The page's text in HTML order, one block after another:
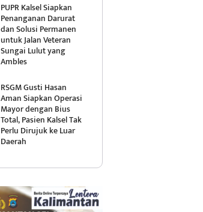
PUPR Kalsel Siapkan
Penanganan Darurat
dan Solusi Permanen
untuk Jalan Veteran
Sungai Lulut yang
Ambles
RSGM Gusti Hasan
Aman Siapkan Operasi
Mayor dengan Bius
Total, Pasien Kalsel Tak
Perlu Dirujuk ke Luar
Daerah